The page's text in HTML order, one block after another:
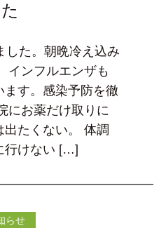
した。朝晩冷え込み
インフルエンザも
す。感染予防を徹
にお薬だけ取りに
たくない。 体調
行けない […]
らせ